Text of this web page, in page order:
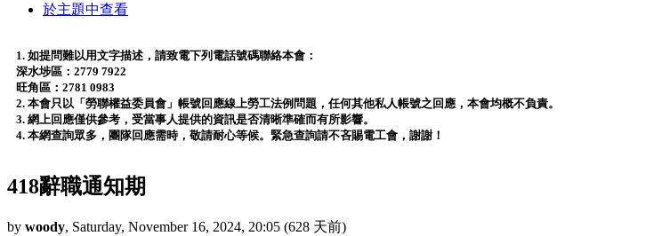
於主題中查看
1. 如提問難以用文字描述，請致電下列電話號碼聯絡本會：
深水埗區：2779 7922
旺角區：2781 0983
2. 本會只以「勞聯權益委員會」帳號回應線上勞工法例問題，任何其他私人帳號之回應，本會均概不負責。
3. 網上回應僅供參考，受當事人提供的資訊是否清晰準確而有所影響。
4. 本網查詢眾多，團隊回應需時，敬請耐心等候。緊急查詢請不吝賜電工會，謝謝！
418辭職通知期
by woody, Saturday, November 16, 2024, 20:05 (628 天前)